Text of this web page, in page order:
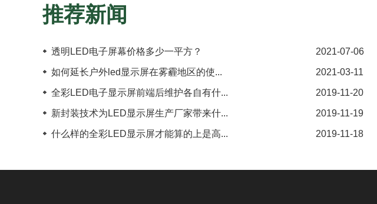
推荐新闻
透明LED电子屏幕价格多少一平方？ 2021-07-06
如何延长户外led显示屏在雾霾地区的使... 2021-03-11
全彩LED电子显示屏前端后维护各自有什... 2019-11-20
新封装技术为LED显示屏生产厂家带来什... 2019-11-19
什么样的全彩LED显示屏才能算的上是高... 2019-11-18